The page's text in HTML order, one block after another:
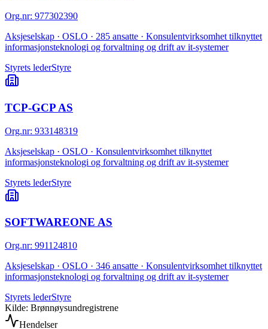
Org.nr: 977302390
Aksjeselskap · OSLO · 285 ansatte · Konsulentvirksomhet tilknyttet
informasjonsteknologi og forvaltning og drift av it-systemer
Styrets lederStyre
TCP-GCP AS
Org.nr: 933148319
Aksjeselskap · OSLO · Konsulentvirksomhet tilknyttet
informasjonsteknologi og forvaltning og drift av it-systemer
Styrets lederStyre
SOFTWAREONE AS
Org.nr: 991124810
Aksjeselskap · OSLO · 346 ansatte · Konsulentvirksomhet tilknyttet
informasjonsteknologi og forvaltning og drift av it-systemer
Styrets lederStyre
Kilde: Brønnøysundregistrene
Hendelser